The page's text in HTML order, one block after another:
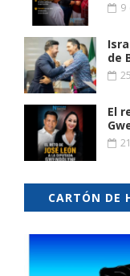
9
de
El
CARTÓN DE